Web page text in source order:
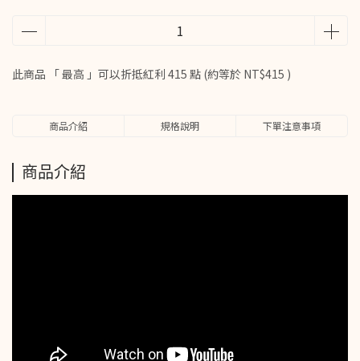
此商品 「 最高 」可以折抵紅利 415 點 (約等於 NT$415 )
商品介紹 規格說明 下單注意事項
商品介紹